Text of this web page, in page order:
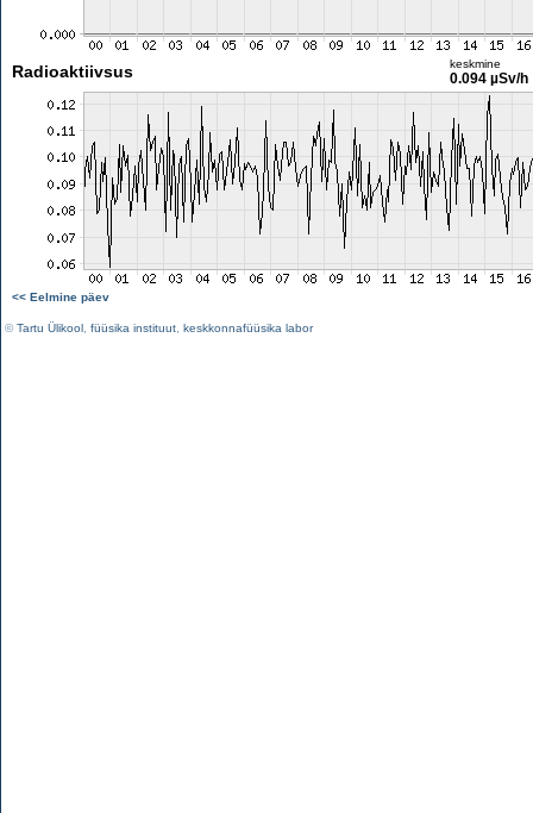
Radioaktiivsus keskmine
0.094 µSv/h
<< Eelmine päev
©Tartu Ülikool füüsika instituut keskkonnafüüsika labor